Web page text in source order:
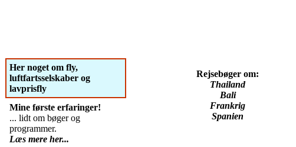
Her noget om fly,
luftfartsselskaber og
lavprisfly
Mine første erfaringer!
... lidt om bøger og
programmer.
Læs mere her...
Rejsebøger om:
Thailand
Bali
Frankrig
Spanien